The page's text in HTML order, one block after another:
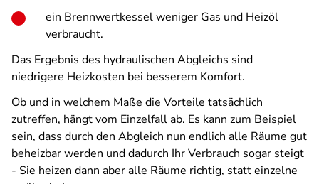
ein Brennwertkessel weniger Gas und Heizöl
verbraucht.
Das Ergebnis des hydraulischen Abgleichs sind
niedrigere Heizkosten bei besserem Komfort.
Ob und in welchem Maße die Vorteile tatsächlich
zutreffen, hängt vom Einzelfall ab. Es kann zum Beispiel
sein, dass durch den Abgleich nun endlich alle Räume gut
beheizbar werden und dadurch Ihr Verbrauch sogar steigt
- Sie heizen dann aber alle Räume richtig, statt einzelne